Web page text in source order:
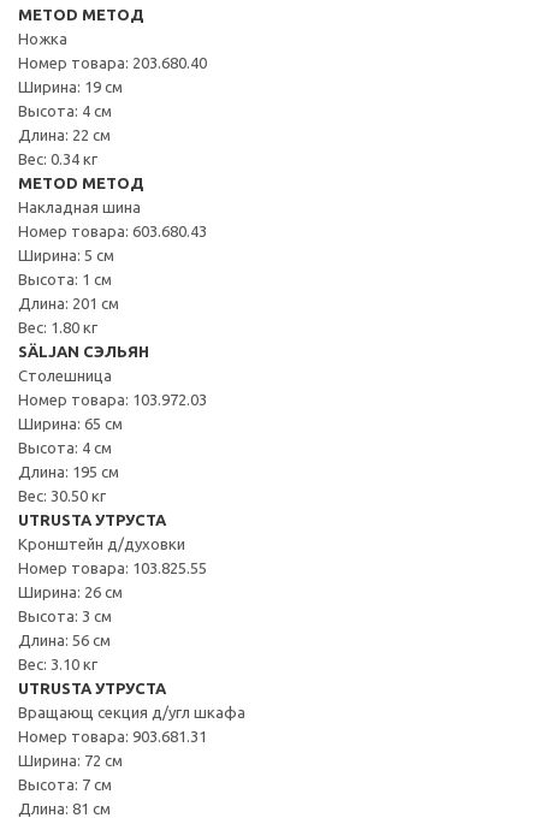
METOD МЕТОД
Ножка
Номер товара: 203.680.40
Ширина: 19 см
Высота: 4 см
Длина: 22 см
Вес: 0.34 кг
METOD МЕТОД
Накладная шина
Номер товара: 603.680.43
Ширина: 5 см
Высота: 1 см
Длина: 201 см
Вес: 1.80 кг
SÄLJAN СЭЛЬЯН
Столешница
Номер товара: 103.972.03
Ширина: 65 см
Высота: 4 см
Длина: 195 см
Вес: 30.50 кг
UTRUSTA УТРУСТА
Кронштейн д/духовки
Номер товара: 103.825.55
Ширина: 26 см
Высота: 3 см
Длина: 56 см
Вес: 3.10 кг
UTRUSTA УТРУСТА
Вращающ секция д/угл шкафа
Номер товара: 903.681.31
Ширина: 72 см
Высота: 7 см
Длина: 81 см